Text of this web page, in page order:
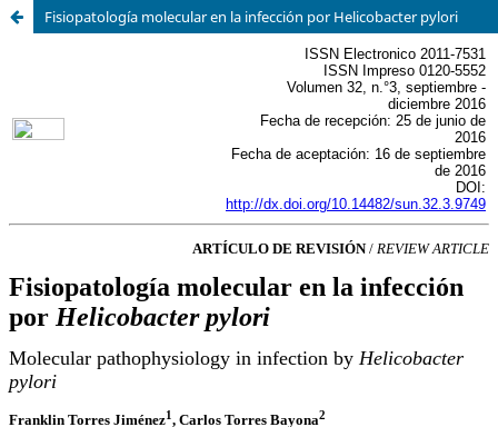
Fisiopatología molecular en la infección por Helicobacter pylori